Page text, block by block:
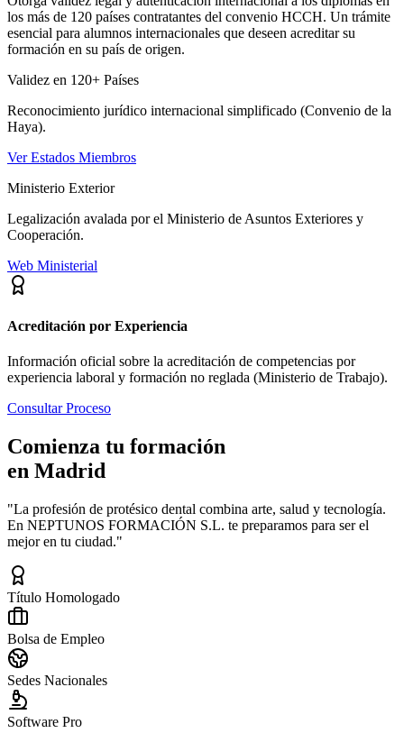
los más de 120 países contratantes del convenio HCCH. Un trámite
esencial para alumnos internacionales que deseen acreditar su
formación en su país de origen.
Validez en 120+ Países
Reconocimiento jurídico internacional simplificado (Convenio de la
Haya).
Ver Estados Miembros
Ministerio Exterior
Legalización avalada por el Ministerio de Asuntos Exteriores y
Cooperación.
Web Ministerial
Acreditación por Experiencia
Información oficial sobre la acreditación de competencias por
experiencia laboral y formación no reglada (Ministerio de Trabajo).
Consultar Proceso
Comienza tu formación
en Madrid
"La profesión de protésico dental combina arte, salud y tecnología.
En NEPTUNOS FORMACIÓN S.L. te preparamos para ser el
mejor en tu ciudad."
Título Homologado
Bolsa de Empleo
Sedes Nacionales
Software Pro